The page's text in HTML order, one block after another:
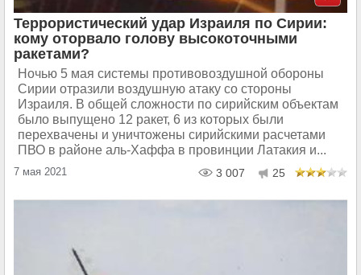
Террористический удар Израиля по Сирии:
кому оторвало голову высокоточными
ракетами?
Ночью 5 мая системы противовоздушной обороны
Сирии отразили воздушную атаку со стороны
Израиля. В общей сложности по сирийским объектам
было выпущено 12 ракет, 6 из которых были
перехвачены и уничтожены сирийскими расчетами
ПВО в районе аль-Хаффа в провинции Латакия и...
7 мая 2021 3 007 25